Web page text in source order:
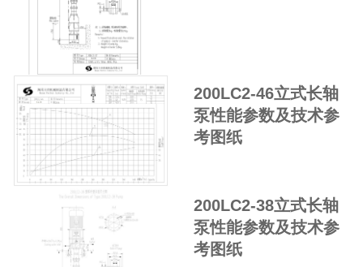
200LC2-46立式长轴
泵性能参数及技术参
考图纸
200LC2-38立式长轴
泵性能参数及技术参
考图纸